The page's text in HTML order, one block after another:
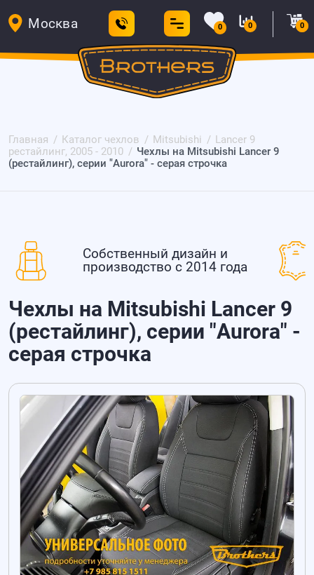
Москва 0 0 0
Главная Каталог чехлов Mitsubishi
Lancer 9
рестайлинг, 2005 - 2010
Чехлы на Mitsubishi Lancer 9
(рестайлинг), серии "Aurora" - серая строчка
Собственный дизайн и
производство с 2014 года
Чехлы на Mitsubishi Lancer 9
(рестайлинг), серии "Aurora" -
серая строчка